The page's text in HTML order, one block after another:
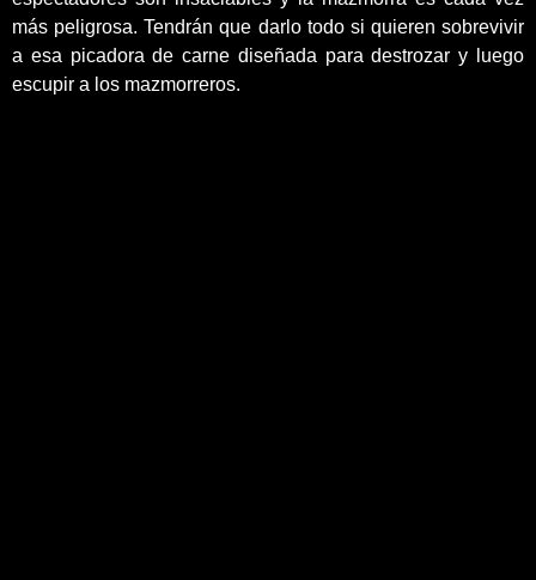
más peligrosa. Tendrán que darlo todo si quieren sobrevivir
a esa picadora de carne diseñada para destrozar y luego
escupir a los mazmorreros.